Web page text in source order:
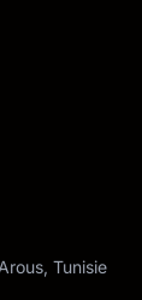
Tunisie